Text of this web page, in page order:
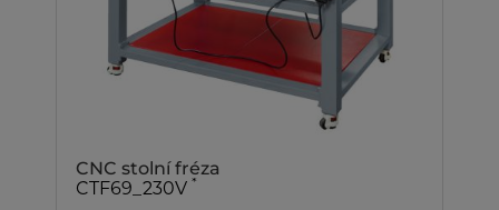
CNC stolní fréza
CTF69_230V *